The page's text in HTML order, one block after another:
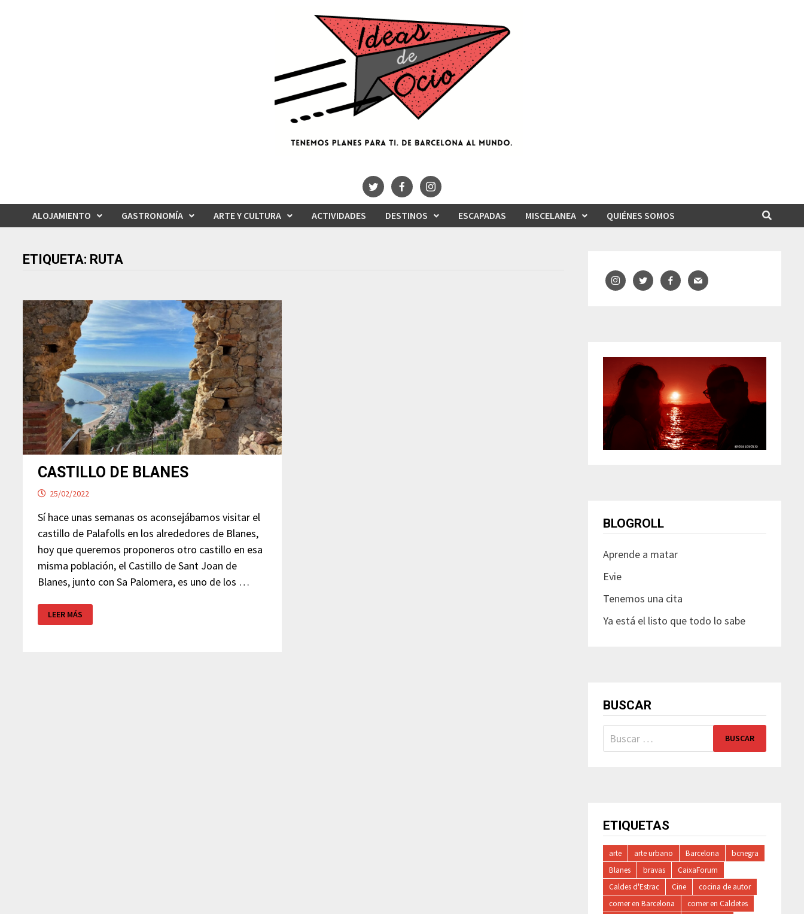
ALOJAMIENTO GASTRONOMÍA ARTE Y CULTURA ACTIVIDADES DESTINOS ESCAPADAS MISCELANEA QUIÉNES SOMOS
ETIQUETA: RUTA
CASTILLO DE BLANES
25/02/2022
Sí hace unas semanas os aconsejábamos visitar el
castillo de Palafolls en los alrededores de Blanes,
hoy que queremos proponeros otro castillo en esa
misma población, el Castillo de Sant Joan de
Blanes, junto con Sa Palomera, es uno de los …
CASTILLO
DE
BLANES
LEER MÁS
BLOGROLL
Aprende a matar
Evie
Tenemos una cita
Ya está el listo que todo lo sabe
BUSCAR
Buscar:
ETIQUETAS
arte arte urbano Barcelona
bcnegra
Blanes
bravas
CaixaForum
Caldes d'Estrac
Cine
cocina de autor
comer en Barcelona
comer en Caldetes